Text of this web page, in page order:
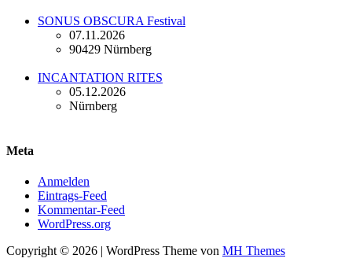
SONUS OBSCURA Festival
07.11.2026
90429 Nürnberg
INCANTATION RITES
05.12.2026
Nürnberg
Meta
Anmelden
Eintrags-Feed
Kommentar-Feed
WordPress.org
Copyright © 2026 | WordPress Theme von MH Themes